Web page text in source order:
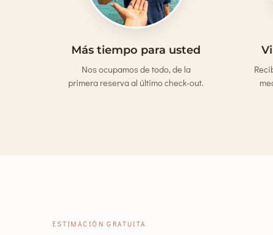
Más tiempo para usted
Nos ocupamos de todo, de la
primera reserva al último check-out.
ESTIMACIÓN GRATUITA